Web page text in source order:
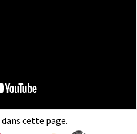
dans cette page.